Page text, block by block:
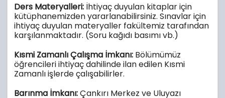
Ders Materyalleri: İhtiyaç duyulan kitaplar için
kütüphanemizden yararlanabilirsiniz. Sınavlar için
ihtiyaç duyulan materyaller fakültemiz tarafından
karşılanmaktadır. (Soru kağıdı basımı vb.)
Kısmi Zamanlı Çalışma İmkanı: Bölümümüz
öğrencileri ihtiyaç dahilinde ilan edilen Kısmi
Zamanlı işlerde çalışabilirler.
Barınma İmkanı:Çankırı Merkez ve Uluyazı